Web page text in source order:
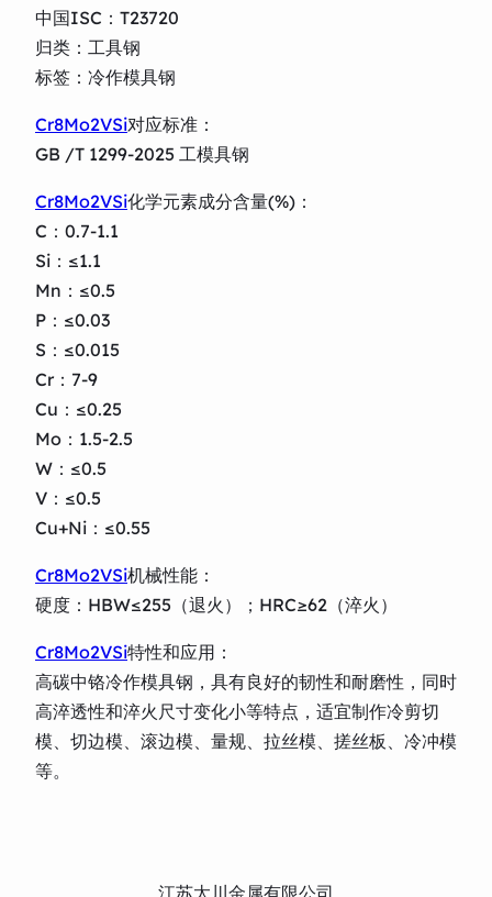
中国ISC：T23720
归类：工具钢
标签：冷作模具钢
Cr8Mo2VSi对应标准：
GB /T 1299-2025 工模具钢
Cr8Mo2VSi化学元素成分含量(%)：
C：0.7-1.1
Si：≤1.1
Mn：≤0.5
P：≤0.03
S：≤0.015
Cr：7-9
Cu：≤0.25
Mo：1.5-2.5
W：≤0.5
V：≤0.5
Cu+Ni：≤0.55
Cr8Mo2VSi机械性能：
硬度：HBW≤255（退火）；HRC≥62（淬火）
Cr8Mo2VSi特性和应用：
高碳中铬冷作模具钢，具有良好的韧性和耐磨性，同时
高淬透性和淬火尺寸变化小等特点，适宜制作冷剪切
模、切边模、滚边模、量规、拉丝模、搓丝板、冷冲模
等。
江苏太川金属有限公司